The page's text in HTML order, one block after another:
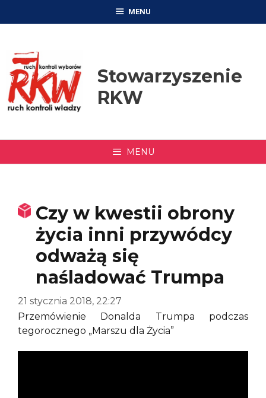
MENU
Stowarzyszenie
RKW
MENU
Czy w kwestii obrony
życia inni przywódcy
odważą się
naśladować Trumpa
21 stycznia 2018, 22:27
Przemówienie Donalda Trumpa podczas
tegorocznego „Marszu dla Życia”